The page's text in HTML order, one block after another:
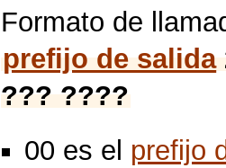
Formato de
prefijo de salida
??? ????
00 es el prefijo